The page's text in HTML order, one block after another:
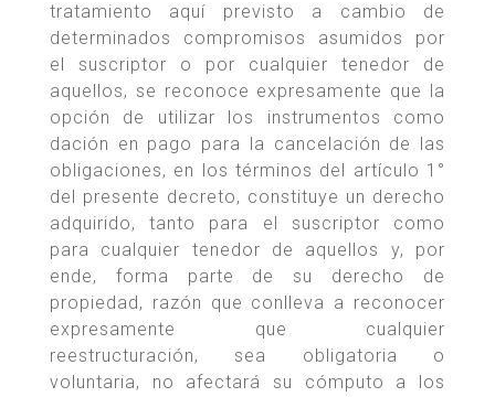
tratamiento aquí previsto a cambio de
determinados compromisos asumidos por
el suscriptor o por cualquier tenedor de
aquellos, se reconoce expresamente que la
opción de utilizar los instrumentos como
dación en pago para la cancelación de las
obligaciones, en los términos del artículo 1°
del presente decreto, constituye un derecho
adquirido, tanto para el suscriptor como
para cualquier tenedor de aquellos y, por
ende, forma parte de su derecho de
propiedad, razón que conlleva a reconocer
expresamente que cualquier
reestructuración, sea obligatoria o
voluntaria, no afectará su cómputo a los